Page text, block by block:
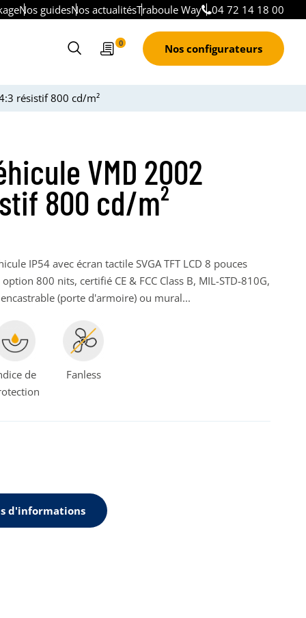
Nos guidesNos actualitésTraboule Way 04 72 14 18 00
0
Devis
Ouvrir
formulaire
Nos configurateurs
résistif 800 cd/m²
VMD 2002
800 cd/m²
IP54 avec écran tactile SVGA TFT LCD 8 pouces
800 nits, certifié CE & FCC Class B, MIL-STD-810G,
encastrable (porte d'armoire) ou mural...
de
Fanless
d'informations